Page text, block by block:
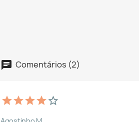
Comentários (2)